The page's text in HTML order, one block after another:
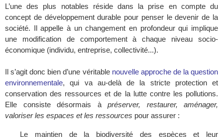
L’une des plus notables réside dans la prise en compte du
concept de développement durable pour penser le devenir de la
société. Il appelle à un changement en profondeur qui implique
une modification de comportement à chaque niveau socio-
économique (individu, entreprise, collectivité...).
Il s’agit donc bien d’une véritable nouvelle approche de la question
environnementale, qui va au-delà de la stricte protection et
conservation des ressources et de la lutte contre les pollutions.
Elle consiste désormais à préserver, restaurer, aménager,
valoriser les espaces et les ressources pour assurer :
Le maintien de la biodiversité des espèces et leur